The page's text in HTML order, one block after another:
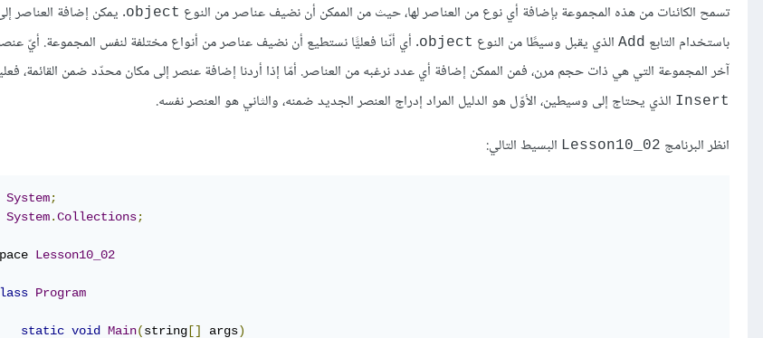
تسمح الكائنات من هذه المجموعة بإضافة أي نوع من العناصر لها، حيث من الممكن أن نضيف عناصر من النوع object. يمكن إضافة العناصر
باستخدام التابع Add الذي يقبل وسيطًا من النوع object. أي أنّنا فعليًّا نستطيع أن نضيف عناصر من أنواع مختلفة لنفس المجموعة. أيّ
آخر المجموعة التي هي ذات حجم مرن، فمن الممكن إضافة أي عدد نرغبه من العناصر. أمّا إذا أردنا إضافة عنصر إلى مكان محدّد ضمن القائمة،
Insert الذي يحتاج إلى وسيطين، الأوّل هو الدليل المراد إدراج العنصر الجديد ضمنه، والثاني هو العنصر نفسه.
انظر البرنامج Lesson10_02 البسيط التالي:
System;
System.Collections;
Lesson10_02
Program
static void Main(string [] args)